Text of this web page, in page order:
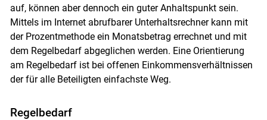
auf, können aber dennoch ein guter Anhaltspunkt sein.
Mittels im Internet abrufbarer Unterhaltsrechner kann mit
der Prozentmethode ein Monatsbetrag errechnet und mit
dem Regelbedarf abgeglichen werden. Eine Orientierung
am Regelbedarf ist bei offenen Einkommensverhältnissen
der für alle Beteiligten einfachste Weg.
Regelbedarf